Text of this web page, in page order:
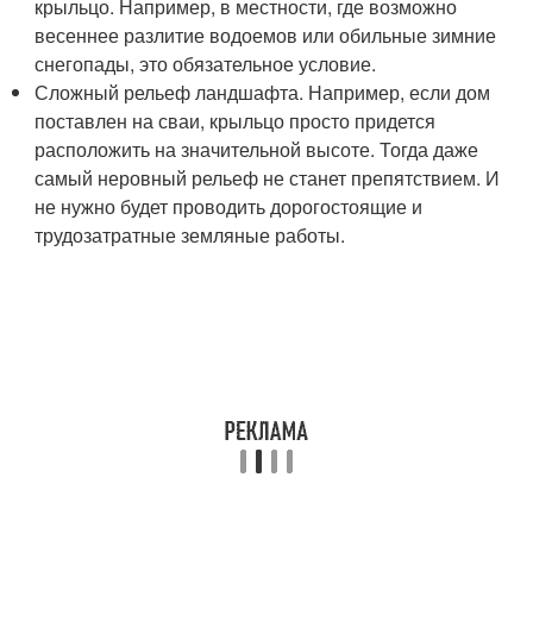
крыльцо. Например, в местности, где возможно
весеннее разлитие водоемов или обильные зимние
снегопады, это обязательное условие.
Сложный рельеф ландшафта. Например, если дом
поставлен на сваи, крыльцо просто придется
расположить на значительной высоте. Тогда даже
самый неровный рельеф не станет препятствием. И
не нужно будет проводить дорогостоящие и
трудозатратные земляные работы.